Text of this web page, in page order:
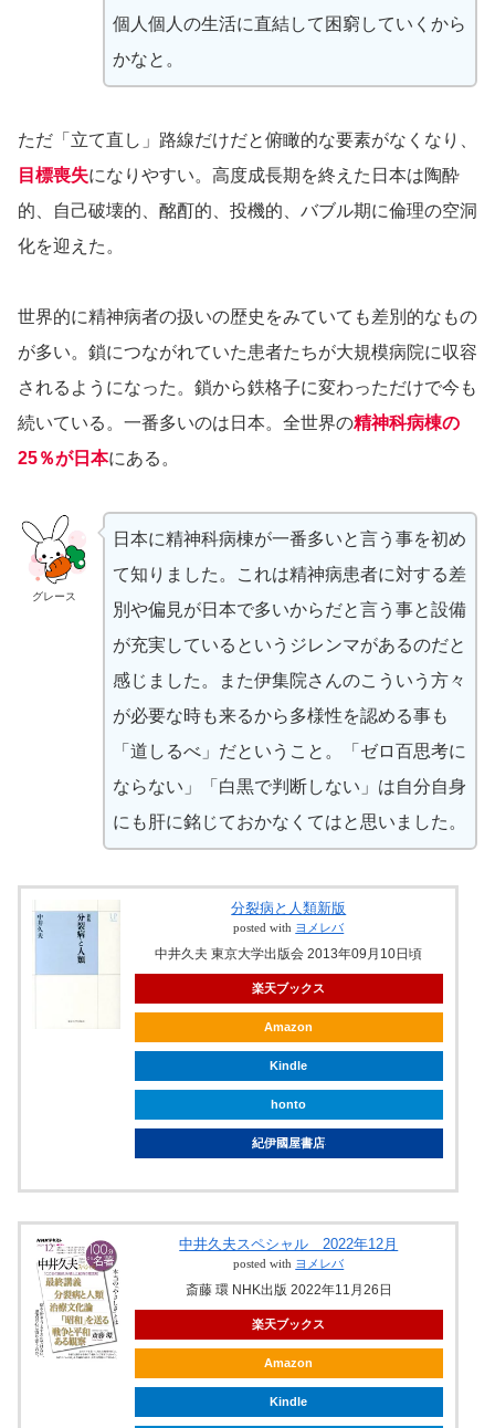
個人個人の生活に直結して困窮していくから
かなと。
ただ「立て直し」路線だけだと俯瞰的な要素がなくなり、
目標喪失になりやすい。高度成長期を終えた日本は陶酔
的、自己破壊的、酩酊的、投機的、バブル期に倫理の空洞
化を迎えた。
世界的に精神病者の扱いの歴史をみていても差別的なもの
が多い。鎖につながれていた患者たちが大規模病院に収容
されるようになった。鎖から鉄格子に変わっただけで今も
続いている。一番多いのは日本。全世界の精神科病棟の
25％が日本にある。
グレース
日本に精神科病棟が一番多いと言う事を初め
て知りました。これは精神病患者に対する差
別や偏見が日本で多いからだと言う事と設備
が充実しているというジレンマがあるのだと
感じました。また伊集院さんのこういう方々
が必要な時も来るから多様性を認める事も
「道しるべ」だということ。「ゼロ百思考に
ならない」「白黒で判断しない」は自分自身
にも肝に銘じておかなくてはと思いました。
分裂病と人類新版
posted with ヨメレバ
中井久夫 東京大学出版会 2013年09月10日頃
楽天ブックス
Amazon
Kindle
honto
紀伊國屋書店
中井久夫スペシャル 2022年12月
posted with ヨメレバ
斎藤 環 NHK出版 2022年11月26日
楽天ブックス
Amazon
Kindle